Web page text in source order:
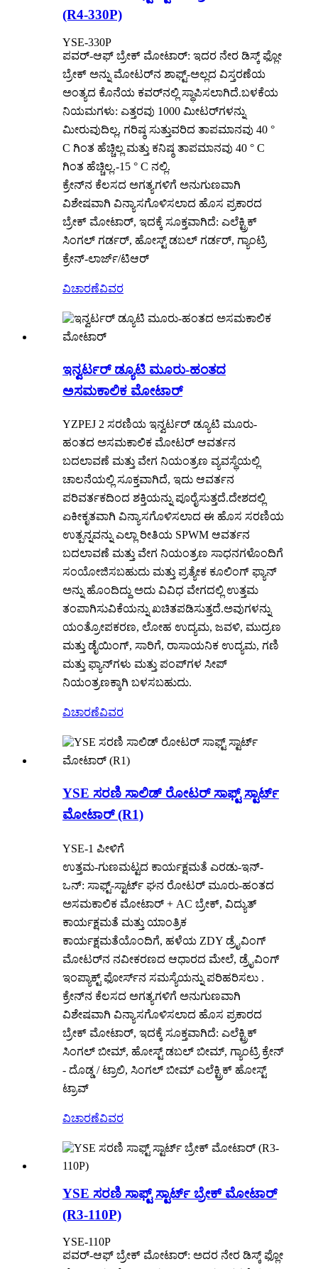
(R4-330P)
YSE-330P
ಪವರ್-ಆಫ್ ಬ್ರೇಕ್ ಮೋಟಾರ್: ಇದರ ನೇರ ಡಿಸ್ಕ್ ಫ್ಲೋ
ಬ್ರೇಕ್ ಅನ್ನು ಮೋಟರ್‌ನ ಶಾಫ್ಟ್-ಅಲ್ಲದ ವಿಸ್ತರಣೆಯ
ಅಂತ್ಯದ ಕೊನೆಯ ಕವರ್‌ನಲ್ಲಿ ಸ್ಥಾಪಿಸಲಾಗಿದೆ.ಬಳಕೆಯ
ನಿಯಮಗಳು: ಎತ್ತರವು 1000 ಮೀಟರ್‌ಗಳನ್ನು
ಮೀರುವುದಿಲ್ಲ, ಗರಿಷ್ಠ ಸುತ್ತುವರಿದ ತಾಪಮಾನವು 40 °
C ಗಿಂತ ಹೆಚ್ಚಿಲ್ಲ ಮತ್ತು ಕನಿಷ್ಠ ತಾಪಮಾನವು 40 ° C
ಗಿಂತ ಹೆಚ್ಚಿಲ್ಲ.-15 ° C ನಲ್ಲಿ.
ಕ್ರೇನ್‌ನ ಕೆಲಸದ ಅಗತ್ಯಗಳಿಗೆ ಅನುಗುಣವಾಗಿ
ವಿಶೇಷವಾಗಿ ವಿನ್ಯಾಸಗೊಳಿಸಲಾದ ಹೊಸ ಪ್ರಕಾರದ
ಬ್ರೇಕ್ ಮೋಟಾರ್, ಇದಕ್ಕೆ ಸೂಕ್ತವಾಗಿದೆ: ಎಲೆಕ್ಟ್ರಿಕ್
ಸಿಂಗಲ್ ಗರ್ಡರ್, ಹೋಸ್ಟ್ ಡಬಲ್ ಗರ್ಡರ್, ಗ್ಯಾಂಟ್ರಿ
ಕ್ರೇನ್-ಲಾರ್ಜ್/ಟಿಆರ್
ವಿಚಾರಣೆವಿವರ
ಇನ್ವರ್ಟರ್ ಡ್ಯೂಟಿ ಮೂರು-ಹಂತದ
ಅಸಮಕಾಲಿಕ ಮೋಟಾರ್
YZPEJ 2 ಸರಣಿಯ ಇನ್ವರ್ಟರ್ ಡ್ಯೂಟಿ ಮೂರು-
ಹಂತದ ಅಸಮಕಾಲಿಕ ಮೋಟರ್ ಆವರ್ತನ
ಬದಲಾವಣೆ ಮತ್ತು ವೇಗ ನಿಯಂತ್ರಣ ವ್ಯವಸ್ಥೆಯಲ್ಲಿ
ಚಾಲನೆಯಲ್ಲಿ ಸೂಕ್ತವಾಗಿದೆ, ಇದು ಆವರ್ತನ
ಪರಿವರ್ತಕದಿಂದ ಶಕ್ತಿಯನ್ನು ಪೂರೈಸುತ್ತದೆ.ದೇಶದಲ್ಲಿ
ಏಕೀಕೃತವಾಗಿ ವಿನ್ಯಾಸಗೊಳಿಸಲಾದ ಈ ಹೊಸ ಸರಣಿಯ
ಉತ್ಪನ್ನವನ್ನು ಎಲ್ಲಾ ರೀತಿಯ SPWM ಆವರ್ತನ
ಬದಲಾವಣೆ ಮತ್ತು ವೇಗ ನಿಯಂತ್ರಣ ಸಾಧನಗಳೊಂದಿಗೆ
ಸಂಯೋಜಿಸಬಹುದು ಮತ್ತು ಪ್ರತ್ಯೇಕ ಕೂಲಿಂಗ್ ಫ್ಯಾನ್
ಅನ್ನು ಹೊಂದಿದ್ದು ಅದು ವಿವಿಧ ವೇಗದಲ್ಲಿ ಉತ್ತಮ
ತಂಪಾಗಿಸುವಿಕೆಯನ್ನು ಖಚಿತಪಡಿಸುತ್ತದೆ.ಅವುಗಳನ್ನು
ಯಂತ್ರೋಪಕರಣ, ಲೋಹ ಉದ್ಯಮ, ಜವಳಿ, ಮುದ್ರಣ
ಮತ್ತು ಡೈಯಿಂಗ್, ಸಾರಿಗೆ, ರಾಸಾಯನಿಕ ಉದ್ಯಮ, ಗಣಿ
ಮತ್ತು ಫ್ಯಾನ್‌ಗಳು ಮತ್ತು ಪಂಪ್‌ಗಳ ಸೀಪ್
ನಿಯಂತ್ರಣಕ್ಕಾಗಿ ಬಳಸಬಹುದು.
ವಿಚಾರಣೆವಿವರ
YSE ಸರಣಿ ಸಾಲಿಡ್ ರೋಟರ್ ಸಾಫ್ಟ್ ಸ್ಟಾರ್ಟ್
ಮೋಟಾರ್ (R1)
YSE-1 ಪೀಳಿಗೆ
ಉತ್ತಮ-ಗುಣಮಟ್ಟದ ಕಾರ್ಯಕ್ಷಮತೆ ಎರಡು-ಇನ್-
ಒನ್: ಸಾಫ್ಟ್-ಸ್ಟಾರ್ಟ್ ಘನ ರೋಟರ್ ಮೂರು-ಹಂತದ
ಅಸಮಕಾಲಿಕ ಮೋಟಾರ್ + AC ಬ್ರೇಕ್, ವಿದ್ಯುತ್
ಕಾರ್ಯಕ್ಷಮತೆ ಮತ್ತು ಯಾಂತ್ರಿಕ
ಕಾರ್ಯಕ್ಷಮತೆಯೊಂದಿಗೆ, ಹಳೆಯ ZDY ಡ್ರೈವಿಂಗ್
ಮೋಟರ್‌ನ ನವೀಕರಣದ ಆಧಾರದ ಮೇಲೆ, ಡ್ರೈವಿಂಗ್
ಇಂಪ್ಯಾಕ್ಟ್ ಫೋರ್ಸ್‌ನ ಸಮಸ್ಯೆಯನ್ನು ಪರಿಹರಿಸಲು .
ಕ್ರೇನ್‌ನ ಕೆಲಸದ ಅಗತ್ಯಗಳಿಗೆ ಅನುಗುಣವಾಗಿ
ವಿಶೇಷವಾಗಿ ವಿನ್ಯಾಸಗೊಳಿಸಲಾದ ಹೊಸ ಪ್ರಕಾರದ
ಬ್ರೇಕ್ ಮೋಟಾರ್, ಇದಕ್ಕೆ ಸೂಕ್ತವಾಗಿದೆ: ಎಲೆಕ್ಟ್ರಿಕ್
ಸಿಂಗಲ್ ಬೀಮ್, ಹೋಸ್ಟ್ ಡಬಲ್ ಬೀಮ್, ಗ್ಯಾಂಟ್ರಿ ಕ್ರೇನ್
- ದೊಡ್ಡ / ಟ್ರಾಲಿ, ಸಿಂಗಲ್ ಬೀಮ್ ಎಲೆಕ್ಟ್ರಿಕ್ ಹೋಸ್ಟ್
ಟ್ರಾವ್
ವಿಚಾರಣೆವಿವರ
YSE ಸರಣಿ ಸಾಫ್ಟ್ ಸ್ಟಾರ್ಟ್ ಬ್ರೇಕ್ ಮೋಟಾರ್
(R3-110P)
YSE-110P
ಪವರ್-ಆಫ್ ಬ್ರೇಕ್ ಮೋಟಾರ್: ಅದರ ನೇರ ಡಿಸ್ಕ್ ಫ್ಲೋ